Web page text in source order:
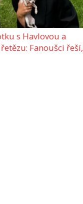
s Havlovou a
Fanoušci řeší,